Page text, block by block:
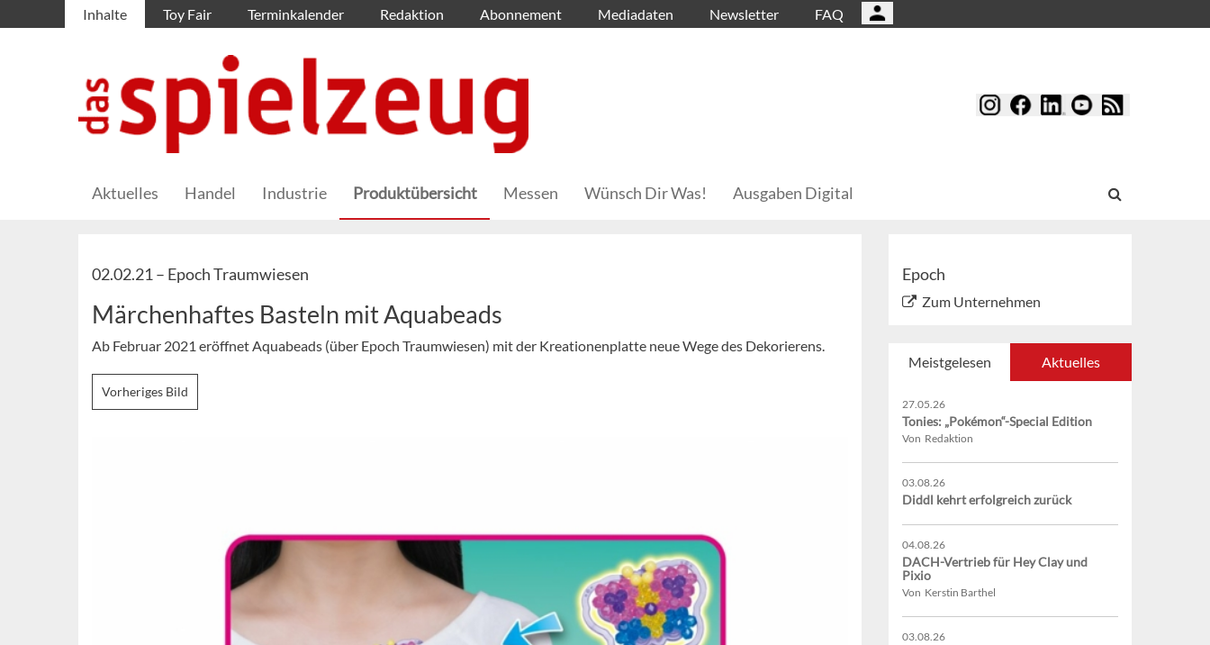
Inhalte Toy Fair Terminkalender Redaktion Abonnement Mediadaten Newsletter FAQ
Aktuelles Handel Industrie Produktübersicht Messen Wünsch Dir Was! Ausgaben Digital
02.02.21 – Epoch Traumwiesen
Märchenhaftes Basteln mit Aquabeads
Ab Februar 2021 eröffnet Aquabeads (über Epoch Traumwiesen) mit der Kreationenplatte neue Wege des Dekorierens.
Vorheriges Bild
Epoch
Zum Unternehmen
Meistgelesen Aktuelles
27.05.26
Tonies: „Pokémon“-Special Edition
Von Redaktion
03.08.26
Diddl kehrt erfolgreich zurück
04.08.26
DACH-Vertrieb für Hey Clay und
Pixio
Von Kerstin Barthel
03.08.26